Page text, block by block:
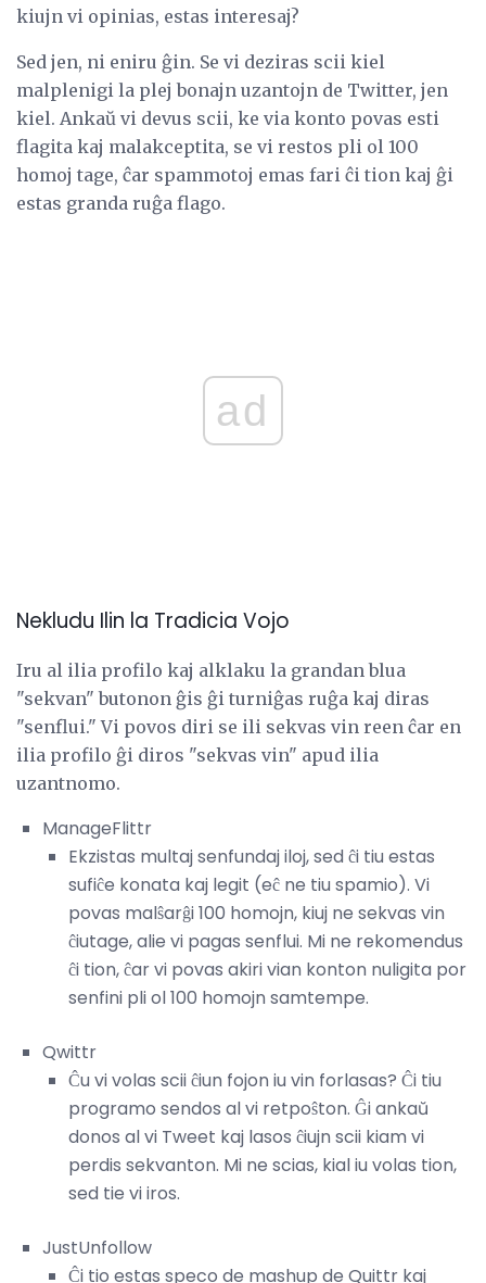
kiujn vi opinias, estas interesaj?
Sed jen, ni eniru ĝin. Se vi deziras scii kiel
malplenigi la plej bonajn uzantojn de Twitter, jen
kiel. Ankaŭ vi devus scii, ke via konto povas esti
flagita kaj malakceptita, se vi restos pli ol 100
homoj tage, ĉar spammotoj emas fari ĉi tion kaj ĝi
estas granda ruĝa flago.
ad
Nekludu Ilin la Tradicia Vojo
Iru al ilia profilo kaj alklaku la grandan blua
"sekvan" butonon ĝis ĝi turniĝas ruĝa kaj diras
"senflui." Vi povos diri se ili sekvas vin reen ĉar en
ilia profilo ĝi diros "sekvas vin" apud ilia
uzantnomo.
ManageFlittr
Ekzistas multaj senfundaj iloj, sed ĉi tiu estas
sufiĉe konata kaj legit (eĉ ne tiu spamio). Vi
povas malŝarĝi 100 homojn, kiuj ne sekvas vin
ĉiutage, alie vi pagas senflui. Mi ne rekomendus
ĉi tion, ĉar vi povas akiri vian konton nuligita por
senfini pli ol 100 homojn samtempe.
Qwittr
Ĉu vi volas scii ĉiun fojon iu vin forlasas? Ĉi tiu
programo sendos al vi retpoŝton. Ĝi ankaŭ
donos al vi Tweet kaj lasos ĉiujn scii kiam vi
perdis sekvanton. Mi ne scias, kial iu volas tion,
sed tie vi iros.
JustUnfollow
Ĉi tio estas speco de mashup de Quittr kaj